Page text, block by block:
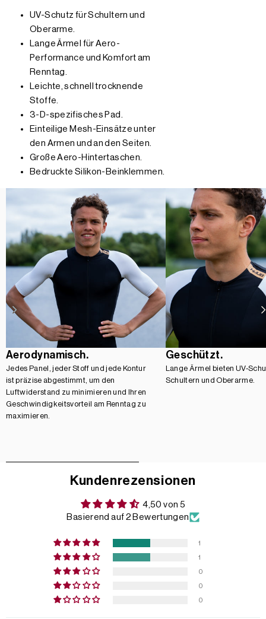
UV-Schutz für Schultern und
Oberarme.
Lange Ärmel für Aero-
Performance und Komfort am
Renntag.
Leichte, schnell trocknende
Stoffe.
3-D-spezifisches Pad.
Einteilige Mesh-Einsätze unter
den Armen und an den Seiten.
Große Aero-Hintertaschen.
Bedruckte Silikon-Beinklemmen.
Aerodynamisch.
Jedes Panel, jeder Stoff und jede Kontur
ist präzise abgestimmt, um den
Luftwiderstand zu minimieren und Ihren
Geschwindigkeitsvorteil am Renntag zu
maximieren.
Geschützt.
Lange Ärmel bieten UV-
Schultern und Oberarme.
Kundenrezensionen
4,50 von 5
Basierend auf 2 Bewertungen
1
1
0
0
0